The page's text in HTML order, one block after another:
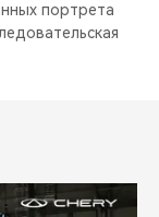
портрета